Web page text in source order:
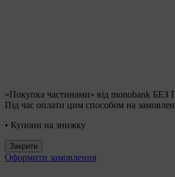
«Покупка частинами» від monobank
Під час оплати цим способом на
• Купони на знижку
Закрити
Оформити замовлення